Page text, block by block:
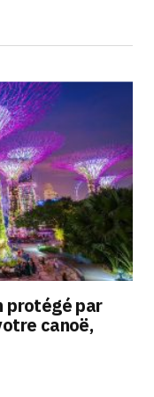
protégé par
canoë,